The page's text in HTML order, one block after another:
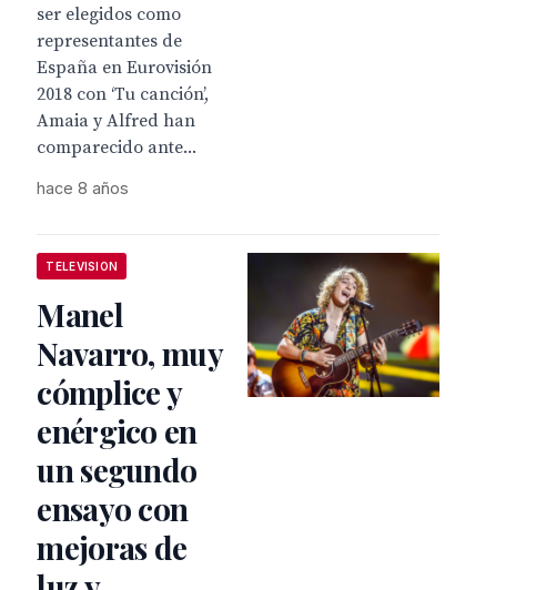
ser elegidos como
representantes de
España en Eurovisión
2018 con ‘Tu canción’,
Amaia y Alfred han
comparecido ante...
hace 8 años
TELEVISION
Manel
Navarro, muy
cómplice y
enérgico en
un segundo
ensayo con
mejoras de